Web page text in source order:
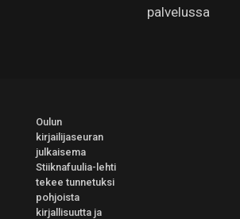
palvelussa
Oulun
kirjailijaseuran
julkaisema
Stiiknafuulia-lehti
tekee tunnetuksi
pohjoista
kirjallisuutta ja